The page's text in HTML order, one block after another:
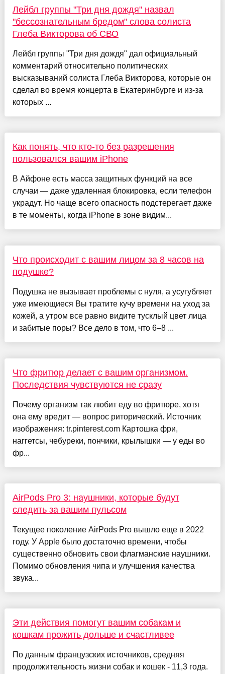
Лейбл группы "Три дня дождя" назвал
"бессознательным бредом" слова солиста
Глеба Викторова об СВО
Лейбл группы "Три дня дождя" дал официальный
комментарий относительно политических
высказываний солиста Глеба Викторова, которые он
сделал во время концерта в Екатеринбурге и из-за
которых ...
Как понять, что кто-то без разрешения
пользовался вашим iPhone
В Айфоне есть масса защитных функций на все
случаи — даже удаленная блокировка, если телефон
украдут. Но чаще всего опасность подстерегает даже
в те моменты, когда iPhone в зоне видим...
Что происходит с вашим лицом за 8 часов на
подушке?
Подушка не вызывает проблемы с нуля, а усугубляет
уже имеющиеся Вы тратите кучу времени на уход за
кожей, а утром все равно видите тусклый цвет лица
и забитые поры? Все дело в том, что 6–8 ...
Что фритюр делает с вашим организмом.
Последствия чувствуются не сразу
Почему организм так любит еду во фритюре, хотя
она ему вредит — вопрос риторический. Источник
изображения: tr.pinterest.com Картошка фри,
наггетсы, чебуреки, пончики, крылышки — у еды во
фр...
AirPods Pro 3: наушники, которые будут
следить за вашим пульсом
Текущее поколение AirPods Pro вышло еще в 2022
году. У Apple было достаточно времени, чтобы
существенно обновить свои флагманские наушники.
Помимо обновления чипа и улучшения качества
звука...
Эти действия помогут вашим собакам и
кошкам прожить дольше и счастливее
По данным французских источников, средняя
продолжительность жизни собак и кошек - 11,3 года.